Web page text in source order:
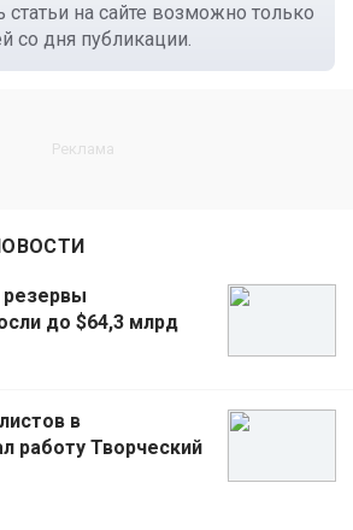
на сайте возможно только
со дня публикации.
до $64,3 млрд
в
работу Творческий